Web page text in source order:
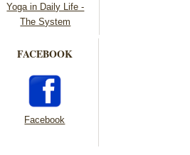
Yoga in Daily Life -
The System
FACEBOOK
Facebook